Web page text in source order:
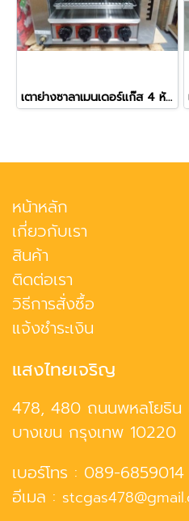
เตาย่างซาลาเมนเดอร์แก๊ส 4 หัวเตา ยี่ห้อเวอร์รี่
หน้าหลัก
เกี่ยวกับเรา
สินค้า
ติดต่อเรา
วิธีการสั่งซื้อ
แจ้งชำระเงิน
แสงไทยเจริญ
478, 480 ถนนพหลโยธิน
บางเขน กรุงเทพ 10220
เบอร์โทร : 089-6859014
อีเมล :